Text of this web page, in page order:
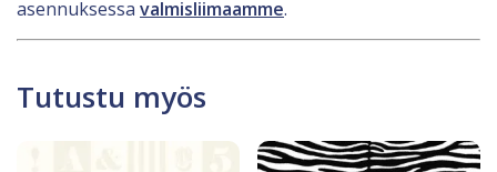
asennuksessa valmisliimaamme.
Tutustu myös